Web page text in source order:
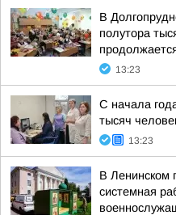
В
полутора
13:23
С начала
тысяч
13:23
В Ленинском
системная